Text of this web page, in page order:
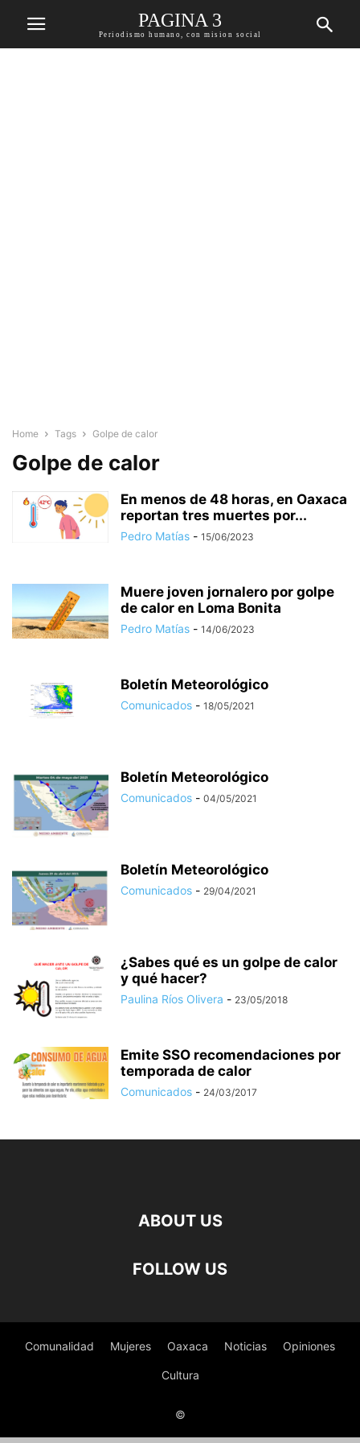
PAGINA 3
Periodismo humano, con mision social
Home Tags Golpe de calor
Golpe de calor
En menos de 48 horas, en Oaxaca
reportan tres muertes por...
Pedro Matías - 15/06/2023
Muere joven jornalero por golpe
de calor en Loma Bonita
Pedro Matías - 14/06/2023
Boletín Meteorológico
Comunicados - 18/05/2021
Boletín Meteorológico
Comunicados - 04/05/2021
Boletín Meteorológico
Comunicados - 29/04/2021
¿Sabes qué es un golpe de calor
y qué hacer?
Paulina Ríos Olivera - 23/05/2018
Emite SSO recomendaciones por
temporada de calor
Comunicados - 24/03/2017
ABOUT US
FOLLOW US
Comunalidad Mujeres Oaxaca Noticias Opiniones
Cultura
©